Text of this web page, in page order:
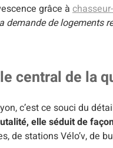
grâce à
demande de logements
central de la
c’est ce souci du
elle séduit de
de stations Vélo’v, de